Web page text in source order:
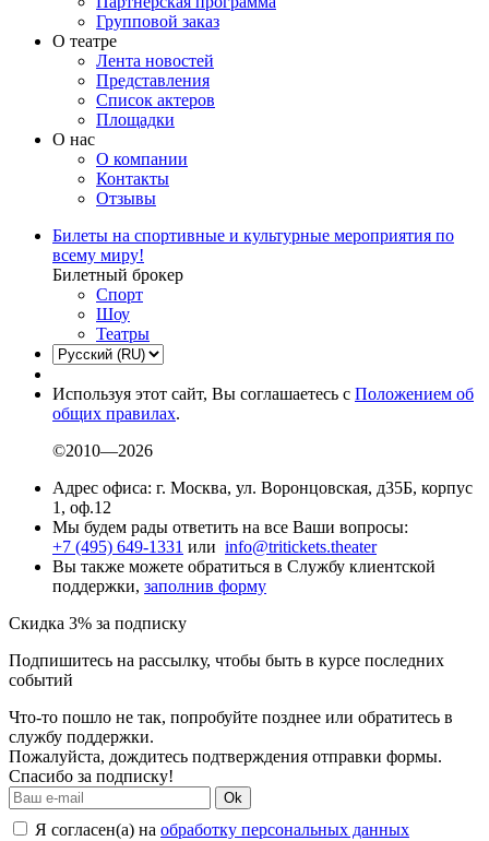
Групповой заказ
О театре
Лента новостей
Представления
Список актеров
Площадки
О нас
О компании
Контакты
Отзывы
Билеты на спортивные и культурные мероприятия по
всему миру!
Билетный брокер
Спорт
Шоу
Театры
Используя этот сайт, Вы соглашаетесь с Положением об
общих правилах.
©2010—2026
Адрес офиса: г. Москва, ул. Воронцовская, д35Б, корпус
1, оф.12
Мы будем рады ответить на все Ваши вопросы:
+7 (495) 649-1331 или info@tritickets.theater
Вы также можете обратиться в Службу клиентской
поддержки, заполнив форму
Скидка 3% за подписку
Подпишитесь на рассылку, чтобы быть в курсе последних
событий
Что-то пошло не так, попробуйте позднее или обратитесь в
службу поддержки.
Пожалуйста, дождитесь подтверждения отправки формы.
Спасибо за подписку!
Ok
Я согласен(а) на обработку персональных данных